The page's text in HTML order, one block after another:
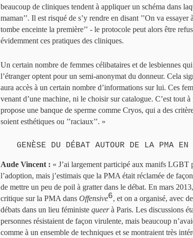
beaucoup de cliniques tendent à appliquer un schéma dans
maman’’. Il est risqué de s’y rendre en disant ’’On va
tombe enceinte la première’’ - le protocole peut alors être
évidemment ces pratiques des cliniques.
Un certain nombre de femmes célibataires et de lesbiennes
l’étranger optent pour un semi-anonymat du donneur. Cela
aura accès à un certain nombre d’informations sur lui. Ces
venant d’une machine, ni le choisir sur catalogue. C’est tout
propose une banque de sperme comme Cryos, qui a des
soient esthétiques ou ’’raciaux’’. »
GENÈSE DU DÉBAT AUTOUR DE LA PMA EN
Aude Vincent : « J’ai largement participé aux manifs LGBT
l’adoption, mais j’estimais que la PMA était réclamée de
de mettre un peu de poil à gratter dans le débat. En mars
critique sur la PMA dans Offensive6, et on a organisé, avec
débats dans un lieu féministe queerà Paris. Les discussions
personnes résistaient de façon virulente, mais beaucoup
comme à un ensemble de techniques et se montraient très